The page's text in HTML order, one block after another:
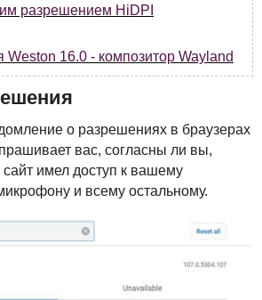
разрешением HiDPI
16.0 - композитор Wayland
о разрешениях в браузерах
вас, согласны ли вы,
имел доступ к вашему
и всему остальному.